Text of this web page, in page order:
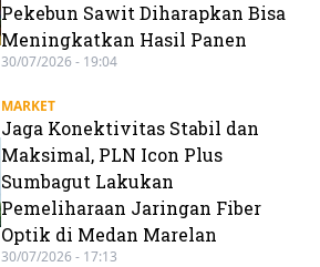
Pekebun Sawit Diharapkan Bisa
Meningkatkan Hasil Panen
30/07/2026 - 19:04
MARKET
Jaga Konektivitas Stabil dan
Maksimal, PLN Icon Plus
Sumbagut Lakukan
Pemeliharaan Jaringan Fiber
Optik di Medan Marelan
30/07/2026 - 17:13